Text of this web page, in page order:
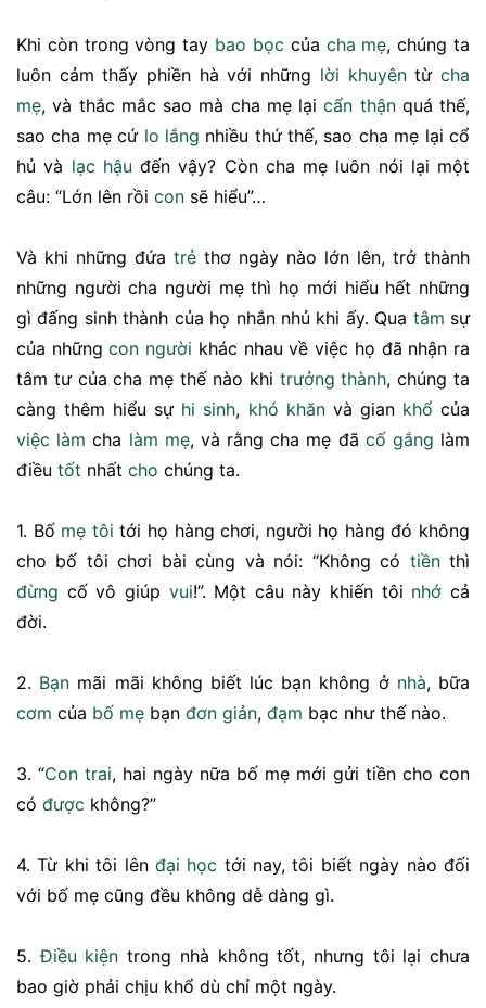
Khi còn trong vòng tay bao bọc của cha mẹ, chúng ta
luôn cảm thấy phiền hà với những lời khuyêntừcha
mẹ, và thắc mắc sao mà cha mẹ lạicẩn thậnquá thế,
sao cha mẹ cứ lo lắng nhiều thứ thế, sao cha mẹ lại cổ
hủ và lạc hậu đến vậy? Còn cha mẹ luôn nói lại một
câu: “Lớn lên rồi con sẽ hiểu”…
Và khi những đứa trẻ thơ ngày nào lớn lên, trở thành
những người cha người mẹ thì họ mới hiểu hết những
gì đấng sinh thành của họ nhắn nhủ khi ấy. Qua tâm sự
của nhữngcon người khác nhau về việc họ đã nhận ra
tâm tư của cha mẹ thế nào khi trưởng thành, chúng ta
càng thêm hiểu sự hi sinh, khó khănvà gian khổ của
việc làm cha làm mẹ, và rằng cha mẹ đã cố gắng làm
điều tốt nhất cho chúng ta.
1. Bố mẹ tôi tới họ hàng chơi, người họ hàng đó không
cho bố tôi chơi bài cùng và nói: “Không có tiềnthì
đừng cố vô giúp vui!”. Một câu này khiến tôi nhớ cả
đời.
2. Bạn mãi mãi không biết lúc bạn không ở nhà, bữa
cơm của bố mẹ bạn đơn giản, đạm bạc như thế nào.
3. “Con trai, hai ngày nữa bố mẹ mới gửi tiền cho con
có được không?”
4. Từ khi tôi lên đại học tới nay, tôi biết ngày nào đối
với bố mẹ cũng đều không dễ dàng gì.
5.Điều kiện trong nhà không tốt, nhưng tôi lại chưa
bao giờ phải chịu khổ dù chỉ một ngày.